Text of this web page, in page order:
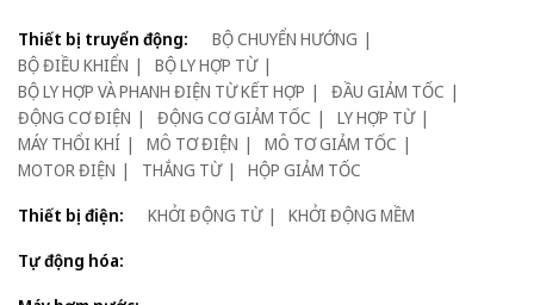
Thiết bị truyển động:
BỘ CHUYỂN HƯỚNG
BỘ ĐIỀU KHIỂN
BỘ LY HỢP TỪ
BỘ LY HỢP VÀ PHANH ĐIỆN TỪ KẾT HỢP
ĐẦU GIẢM TỐC
ĐỘNG CƠ ĐIỆN
ĐỘNG CƠ GIẢM TỐC
LY HỢP TỪ
MÁY THỔI KHÍ
MÔ TƠ ĐIỆN
MÔ TƠ GIẢM TỐC
MOTOR ĐIỆN
THẮNG TỪ
HỘP GIẢM TỐC
Thiết bị điện:
KHỞI ĐỘNG TỪ
KHỞI ĐỘNG MỀM
Tự động hóa: